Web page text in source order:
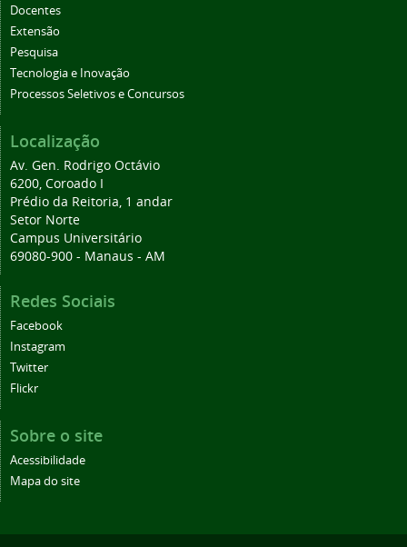
Docentes
Extensão
Pesquisa
Tecnologia e Inovação
Processos Seletivos e Concursos
Localização
Av. Gen. Rodrigo Octávio
6200, Coroado I
Prédio da Reitoria, 1 andar
Setor Norte
Campus Universitário
69080-900 - Manaus - AM
Redes Sociais
Facebook
Instagram
Twitter
Flickr
Sobre o site
Acessibilidade
Mapa do site